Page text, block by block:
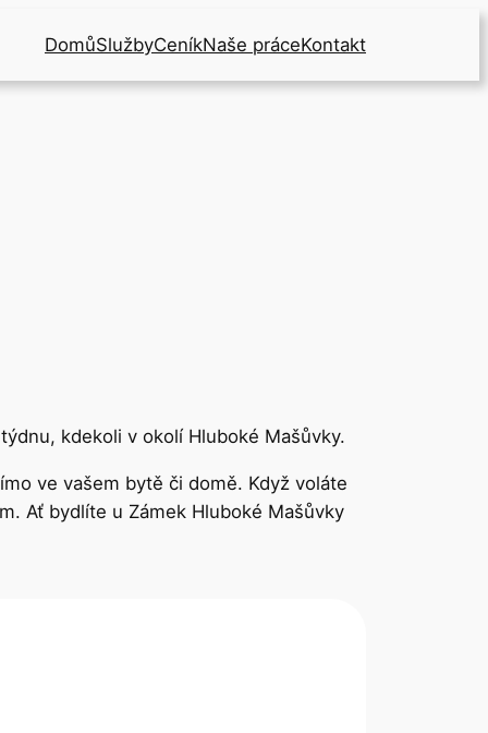
DomůSlužbyCeníkNaše práceKontakt
kdekoli v okolí Hluboké Mašůvky.
ve vašem bytě či domě. Když voláte
Ať bydlíte u Zámek Hluboké Mašůvky